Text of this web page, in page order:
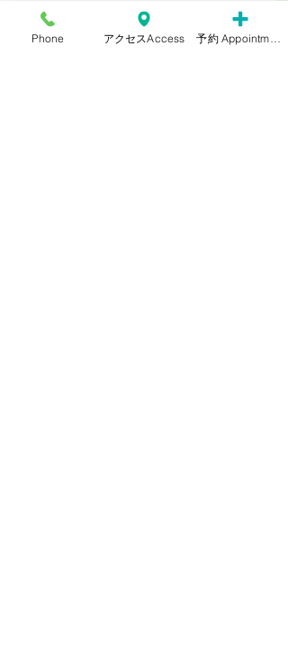
ホルモン採血（基礎体温の低温期、高
温期のホルモン値を採血で確認しま
Phone アクセスAccess